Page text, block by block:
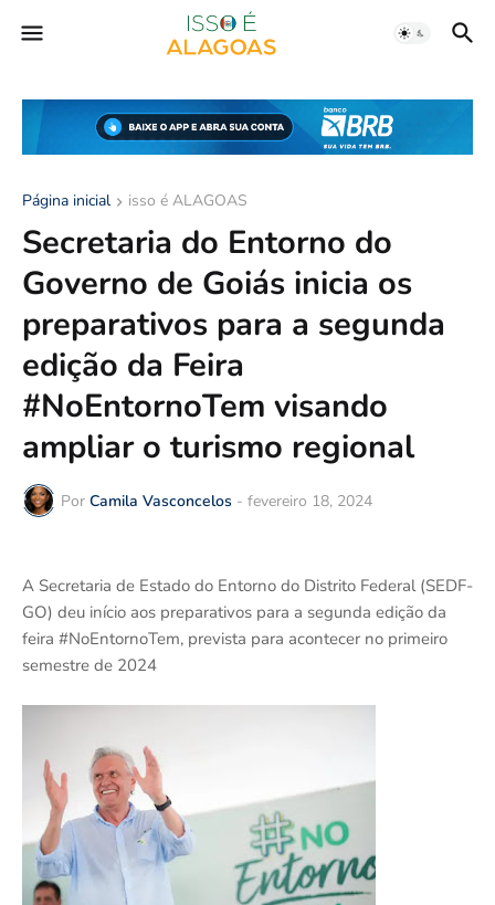
Página inicial isso é ALAGOAS
Secretaria do Entorno do
Governo de Goiás inicia os
preparativos para a segunda
edição da Feira
#NoEntornoTem visando
ampliar o turismo regional
Por Camila Vasconcelos - fevereiro 18, 2024
A Secretaria de Estado do Entorno do Distrito Federal (SEDF-
GO) deu início aos preparativos para a segunda edição da
feira #NoEntornoTem, prevista para acontecer no primeiro
semestre de 2024